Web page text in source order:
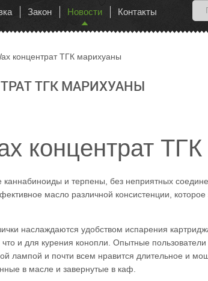
Закон Новости Контакты
концентрат ТГК марихуаны
ТГК МАРИХУАНЫ
концентрат
каннабиноиды и терпены, без неприятных
масло различной консистенции,
наслаждаются удобством испарения
что и для курения конопли. Опытные
лампой и почти всем нравится длительное и
в масле и завернутые в каф.